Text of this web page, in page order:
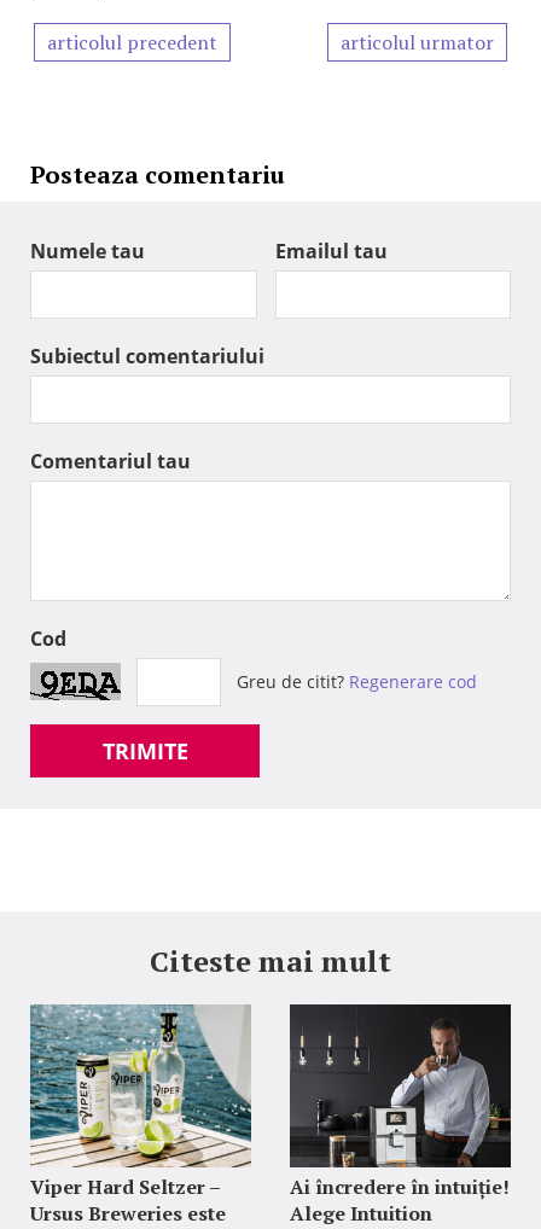
articolul precedent articolul urmator
Posteaza comentariu
Numele tau Emailul tau
Subiectul comentariului
Comentariul tau
Cod
Greu de citit? Regenerare cod
TRIMITE
Citeste mai mult
Viper Hard Seltzer –
Ursus Breweries este
Ai încredere în intuiție!
Alege Intuition